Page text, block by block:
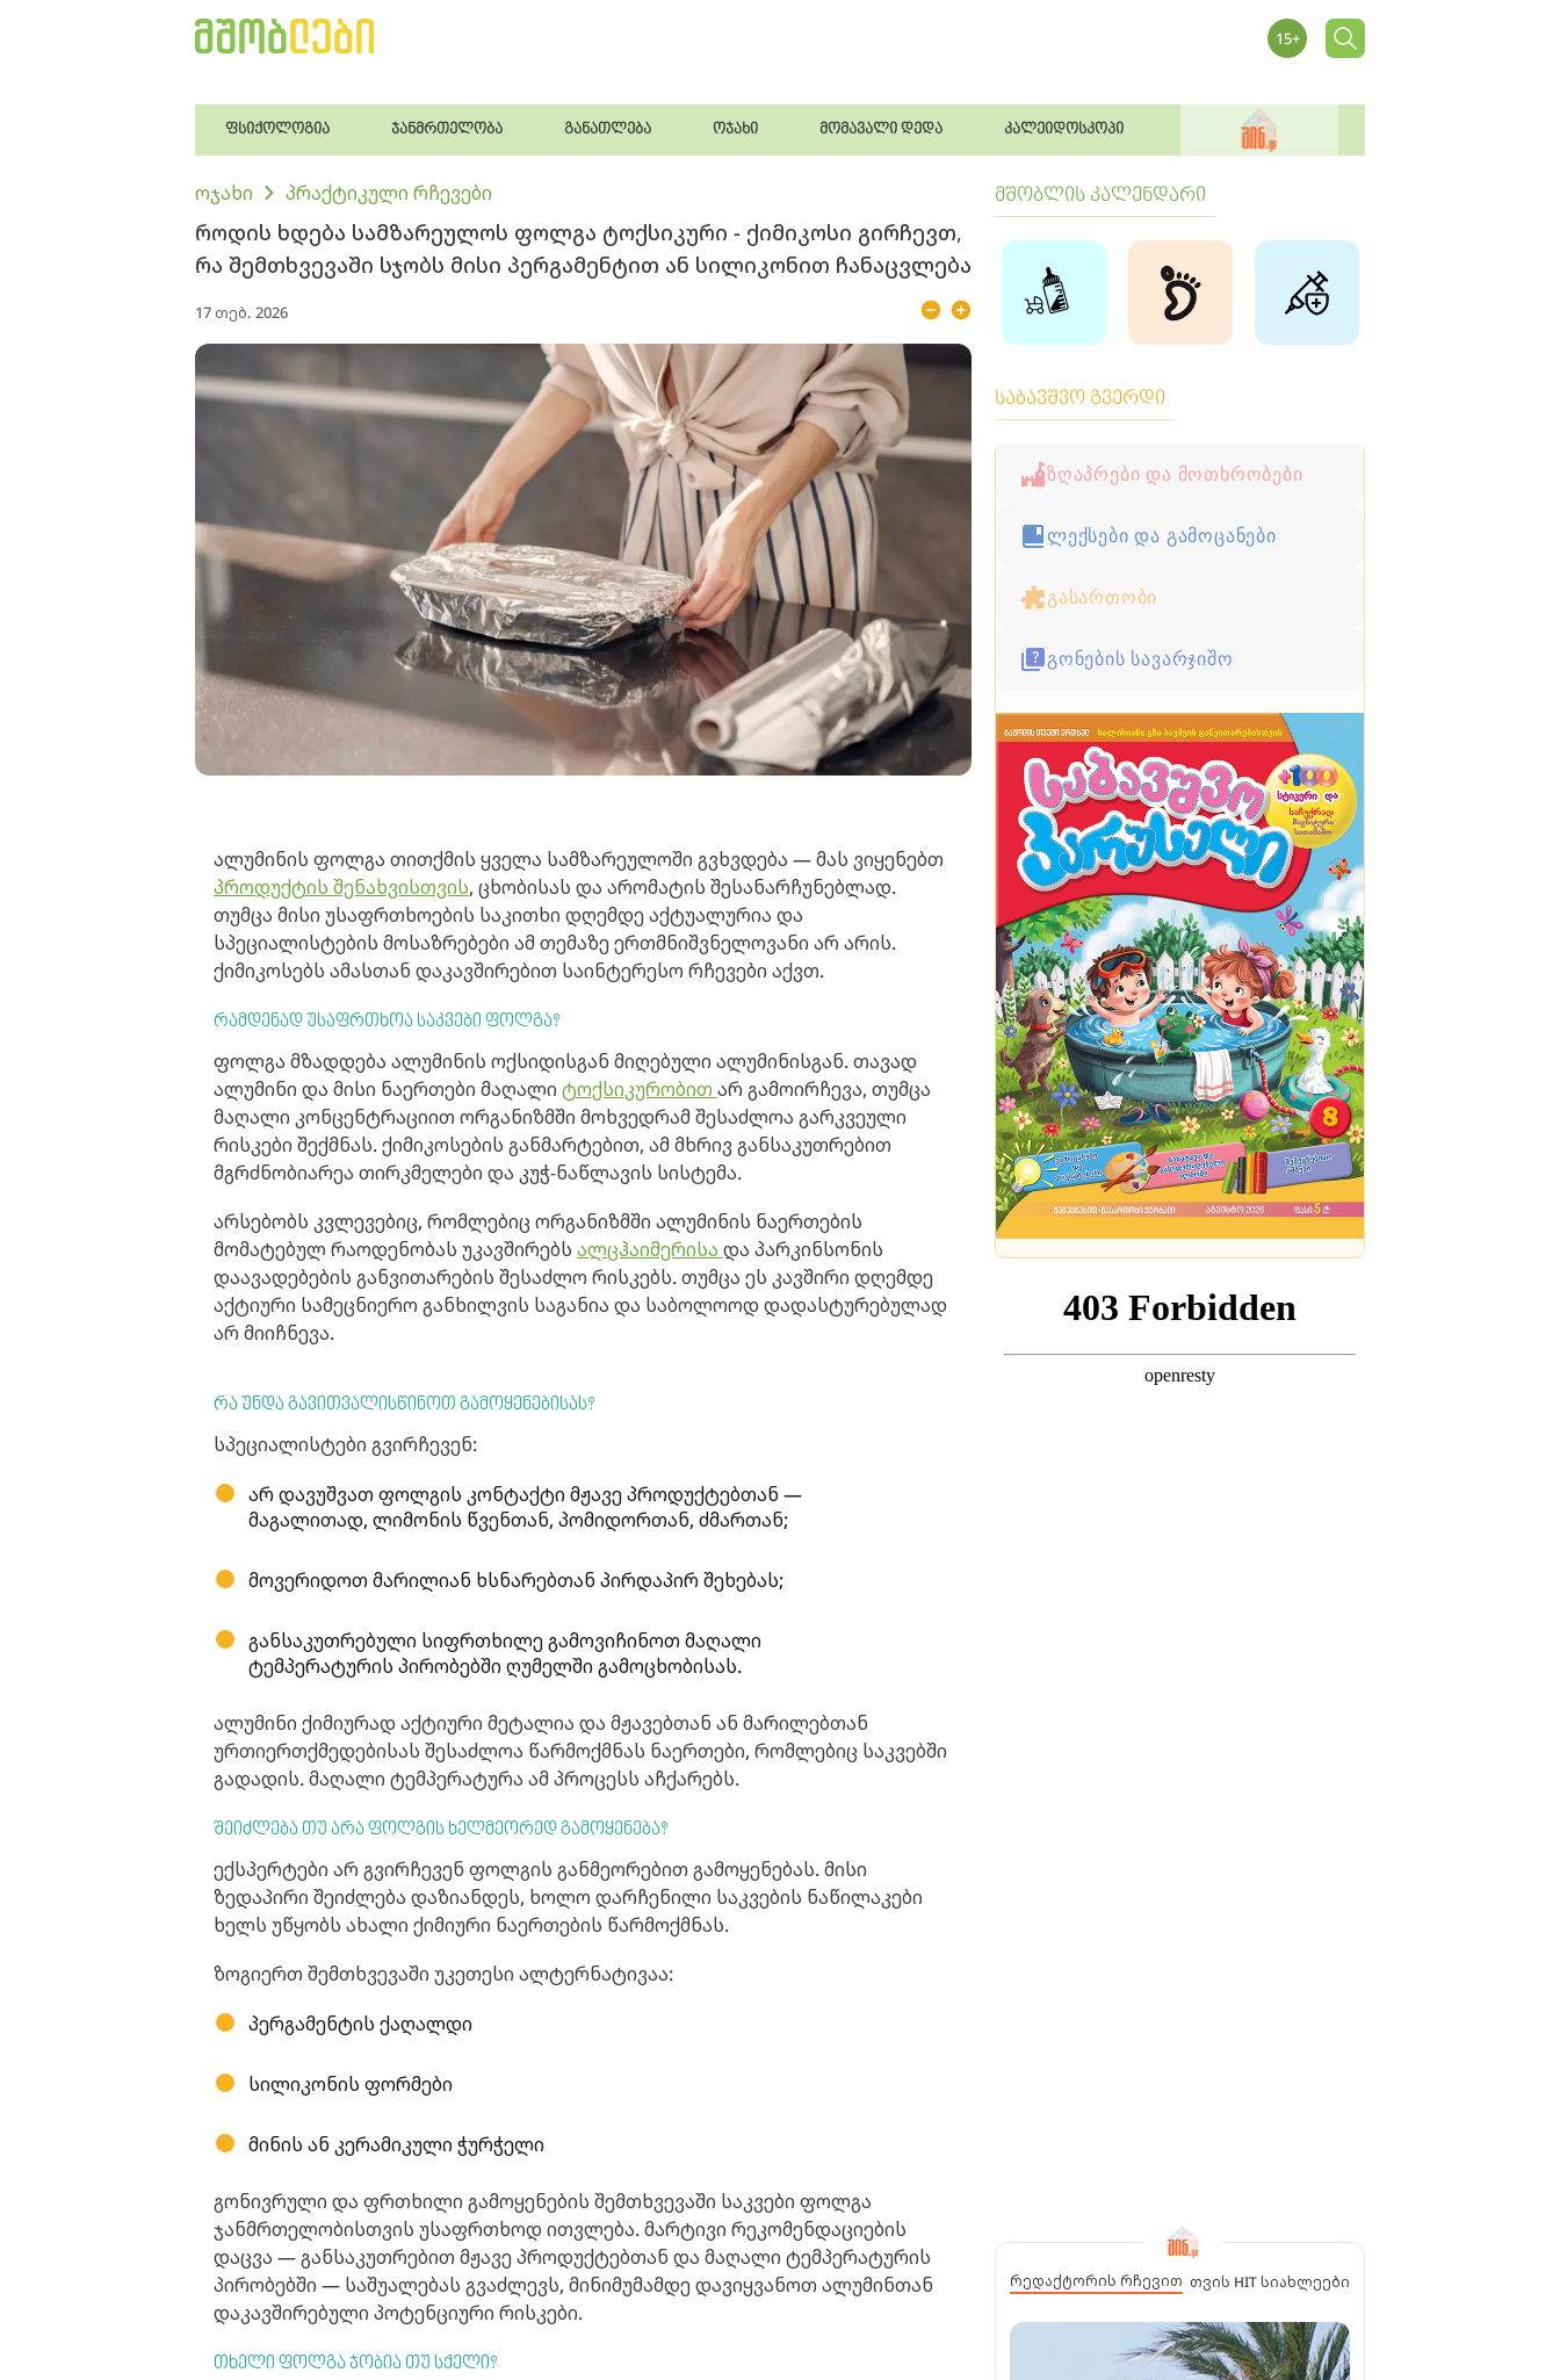
ფსიქოლოგია ჯანმრთელობა განათლება ოჯახი მომავალი დედა კალეიდოსკოპი
ოჯახი პრაქტიკული რჩევები
როდის ხდება სამზარეულოს ფოლგა ტოქსიკური - ქიმიკოსი გირჩევთ,
რა შემთხვევაში სჯობს მისი პერგამენტით ან სილიკონით ჩანაცვლება
17 თებ. 2026
ალუმინის ფოლგა თითქმის ყველა სამზარეულოში გვხვდება — მას ვიყენებთ
პროდუქტის შენახვისთვის, ცხობისას და არომატის შესანარჩუნებლად.
თუმცა მისი უსაფრთხოების საკითხი დღემდე აქტუალურია და
სპეციალისტების მოსაზრებები ამ თემაზე ერთმნიშვნელოვანი არ არის.
ქიმიკოსებს ამასთან დაკავშირებით საინტერესო რჩევები აქვთ.
რამდენად უსაფრთხოა საკვები ფოლგა?
ფოლგა მზადდება ალუმინის ოქსიდისგან მიღებული ალუმინისგან. თავად
ალუმინი და მისი ნაერთები მაღალი ტოქსიკურობით არ გამოირჩევა, თუმცა
მაღალი კონცენტრაციით ორგანიზმში მოხვედრამ შესაძლოა გარკვეული
რისკები შექმნას. ქიმიკოსების განმარტებით, ამ მხრივ განსაკუთრებით
მგრძნობიარეა თირკმელები და კუჭ-ნაწლავის სისტემა.
არსებობს კვლევებიც, რომლებიც ორგანიზმში ალუმინის ნაერთების
მომატებულ რაოდენობას უკავშირებს ალცჰაიმერისა და პარკინსონის
დაავადებების განვითარების შესაძლო რისკებს. თუმცა ეს კავშირი დღემდე
აქტიური სამეცნიერო განხილვის საგანია და საბოლოოდ დადასტურებულად
არ მიიჩნევა.
რა უნდა გავითვალისწინოთ გამოყენებისას?
სპეციალისტები გვირჩევენ:
არ დავუშვათ ფოლგის კონტაქტი მჟავე პროდუქტებთან —
მაგალითად, ლიმონის წვენთან, პომიდორთან, ძმართან;
მოვერიდოთ მარილიან ხსნარებთან პირდაპირ შეხებას;
განსაკუთრებული სიფრთხილე გამოვიჩინოთ მაღალი
ტემპერატურის პირობებში ღუმელში გამოცხობისას.
ალუმინი ქიმიურად აქტიური მეტალია და მჟავებთან ან მარილებთან
ურთიერთქმედებისას შესაძლოა წარმოქმნას ნაერთები, რომლებიც საკვებში
გადადის. მაღალი ტემპერატურა ამ პროცესს აჩქარებს.
შეიძლება თუ არა ფოლგის ხელმეორედ გამოყენება?
ექსპერტები არ გვირჩევენ ფოლგის განმეორებით გამოყენებას. მისი
ზედაპირი შეიძლება დაზიანდეს, ხოლო დარჩენილი საკვების ნაწილაკები
ხელს უწყობს ახალი ქიმიური ნაერთების წარმოქმნას.
ზოგიერთ შემთხვევაში უკეთესი ალტერნატივაა:
პერგამენტის ქაღალდი
სილიკონის ფორმები
მინის ან კერამიკული ჭურჭელი
გონივრული და ფრთხილი გამოყენების შემთხვევაში საკვები ფოლგა
ჯანმრთელობისთვის უსაფრთხოდ ითვლება. მარტივი რეკომენდაციების
დაცვა — განსაკუთრებით მჟავე პროდუქტებთან და მაღალი ტემპერატურის
პირობებში — საშუალებას გვაძლევს, მინიმუმამდე დავიყვანოთ ალუმინთან
დაკავშირებული პოტენციური რისკები.
თხელი ფოლგა ჯობია თუ სქელი?
მშობლის კალენდარი
საბავშვო გვერდი
ზღაპრები და მოთხრობები
ლექსები და გამოცანები
გასართობი
გონების სავარჯიშო
რედაქტორის რჩევით თვის HIT სიახლეები